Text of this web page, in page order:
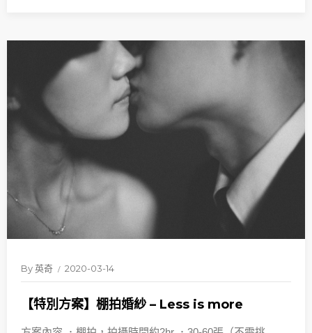
By英奇 2020-03-14
【特別方案】棚拍婚紗 – Less is more